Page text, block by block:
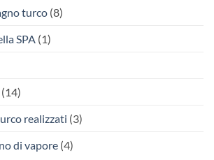
turco (8)
SPA (1)
(14)
realizzati (3)
di vapore (4)